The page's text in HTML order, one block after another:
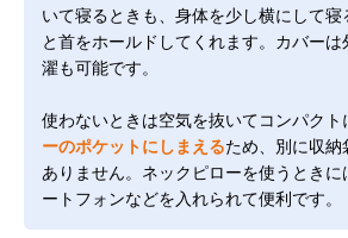
いて寝るときも、身体を少し横にして寝
と首をホールドしてくれます。カバー
濯も可能です。
使わないときは空気を抜いてコンパクト
ーのポケットにしまえるため、別に収
ありません。ネックピローを使うときに
ートフォンなどを入れられて便利です。